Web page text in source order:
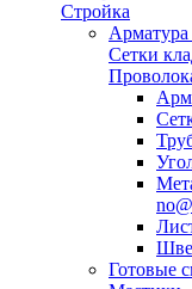
Стройка
Сетки
no@
Готовые